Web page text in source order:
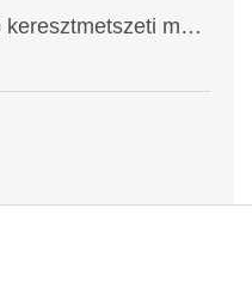
Földgömb keresztmetszeti modell
5-ből 5 csillag.